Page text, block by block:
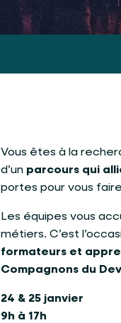
Vous êtes à la
d’un parcours qui
portes pour vous
Les équipes vous
métiers. C’est
formateurs et
Compagnons du
24 & 25 janvier
9h à 17h